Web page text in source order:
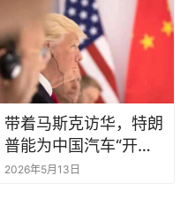
带着马斯克访华，特朗
普能为中国汽车“开绿
灯”吗？
2026年5月13日